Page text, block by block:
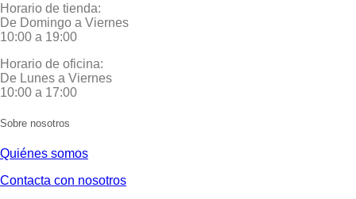
Horario de tienda:
De Domingo a Viernes
10:00 a 19:00
Horario de oficina:
De Lunes a Viernes
10:00 a 17:00
Sobre nosotros
Quiénes somos
Contacta con nosotros